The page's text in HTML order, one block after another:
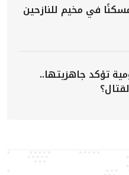
في مخيم للنازحين
تؤكد جاهزيتها..